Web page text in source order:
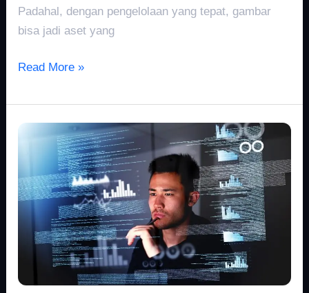
Padahal, dengan pengelolaan yang tepat, gambar
bisa jadi aset yang
Read More »
Scraping
untuk
Pemula:
Panduan
Lengkap
dari